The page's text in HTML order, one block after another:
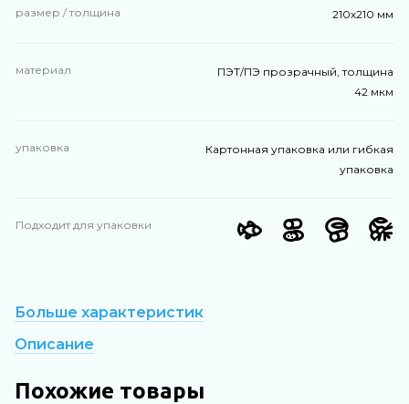
размер / толщина 210х210 мм
материал
ПЭТ/ПЭ прозрачный, толщина
42 мкм
упаковка
Картонная упаковка или гибкая
упаковка
Подходит для упаковки
Больше характеристик
Описание
Похожие товары